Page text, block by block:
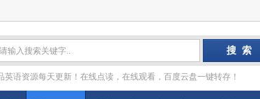
英语资源每天更新！在线点读，在线观看，百度云盘一键转存！